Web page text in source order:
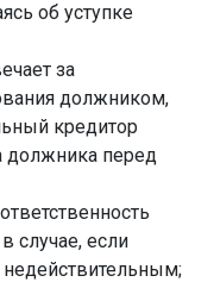
об уступке
за
должником,
кредитор
должника перед
случае, если
недействительным;